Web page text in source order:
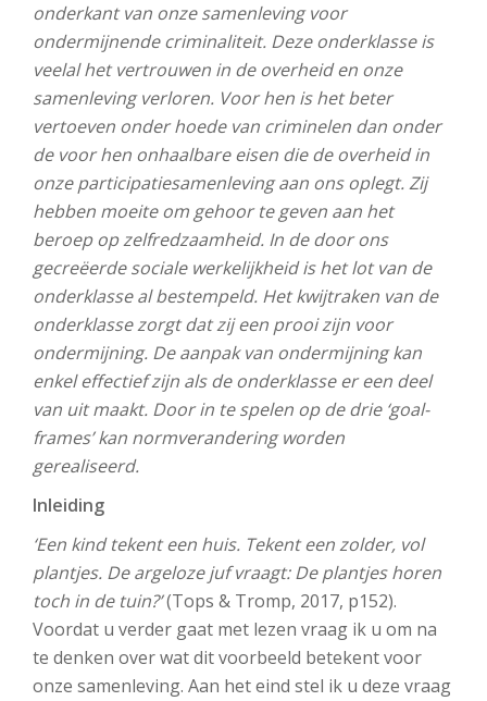
onderkant van onze samenleving voor
ondermijnende criminaliteit. Deze onderklasse is
veelal het vertrouwen in de overheid en onze
samenleving verloren. Voor hen is het beter
vertoeven onder hoede van criminelen dan onder
de voor hen onhaalbare eisen die de overheid in
onze participatiesamenleving aan ons oplegt. Zij
hebben moeite om gehoor te geven aan het
beroep op zelfredzaamheid. In de door ons
gecreëerde sociale werkelijkheid is het lot van de
onderklasse al bestempeld. Het kwijtraken van de
onderklasse zorgt dat zij een prooi zijn voor
ondermijning. De aanpak van ondermijning kan
enkel effectief zijn als de onderklasse er een deel
van uit maakt. Door in te spelen op de drie ‘goal-
frames’ kan normverandering worden
gerealiseerd.
Inleiding
‘Een kind tekent een huis. Tekent een zolder, vol
plantjes. De argeloze juf vraagt: De plantjes horen
toch in de tuin?’(Tops & Tromp, 2017, p152).
Voordat u verder gaat met lezen vraag ik u om na
te denken over wat dit voorbeeld betekent voor
onze samenleving. Aan het eind stel ik u deze vraag